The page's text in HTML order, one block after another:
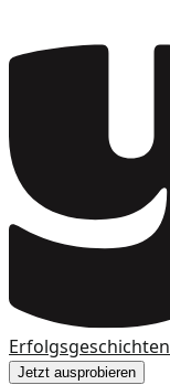
Erfolgsgeschichten
Jetzt ausprobieren